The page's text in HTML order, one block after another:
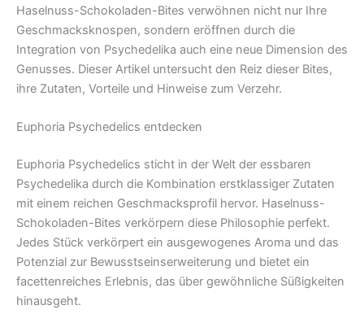
Haselnuss-Schokoladen-Bites verwöhnen nicht nur Ihre
Geschmacksknospen, sondern eröffnen durch die
Integration von Psychedelika auch eine neue Dimension des
Genusses. Dieser Artikel untersucht den Reiz dieser Bites,
ihre Zutaten, Vorteile und Hinweise zum Verzehr.
Euphoria Psychedelics entdecken
Euphoria Psychedelics sticht in der Welt der essbaren
Psychedelika durch die Kombination erstklassiger Zutaten
mit einem reichen Geschmacksprofil hervor. Haselnuss-
Schokoladen-Bites verkörpern diese Philosophie perfekt.
Jedes Stück verkörpert ein ausgewogenes Aroma und das
Potenzial zur Bewusstseinserweiterung und bietet ein
facettenreiches Erlebnis, das über gewöhnliche Süßigkeiten
hinausgeht.